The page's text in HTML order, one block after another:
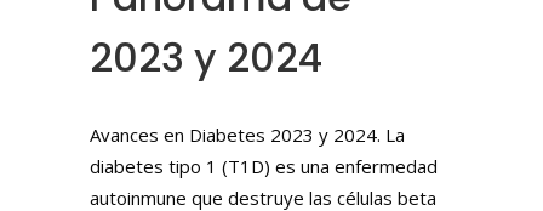
2023 y 2024
Avances en Diabetes 2023 y 2024. La
diabetes tipo 1 (T1D) es una enfermedad
autoinmune que destruye las células beta